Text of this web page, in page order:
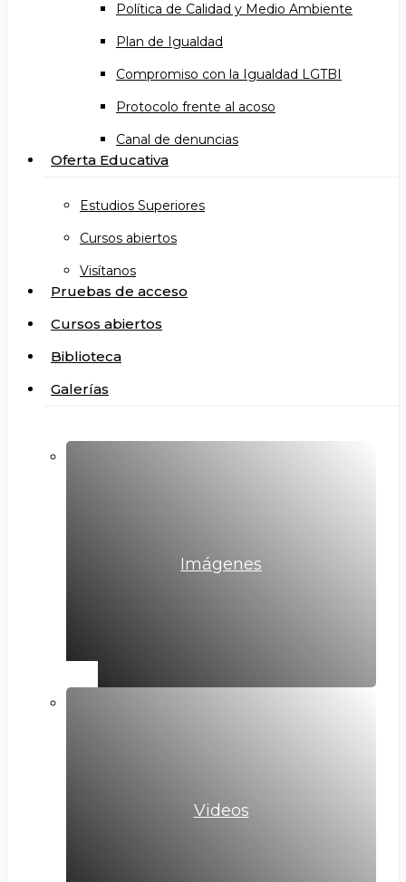
Política de Calidad y Medio Ambiente
Plan de Igualdad
Compromiso con la Igualdad LGTBI
Protocolo frente al acoso
Canal de denuncias
Oferta Educativa
Estudios Superiores
Cursos abiertos
Visítanos
Pruebas de acceso
Cursos abiertos
Biblioteca
Galerías
Imágenes
Videos